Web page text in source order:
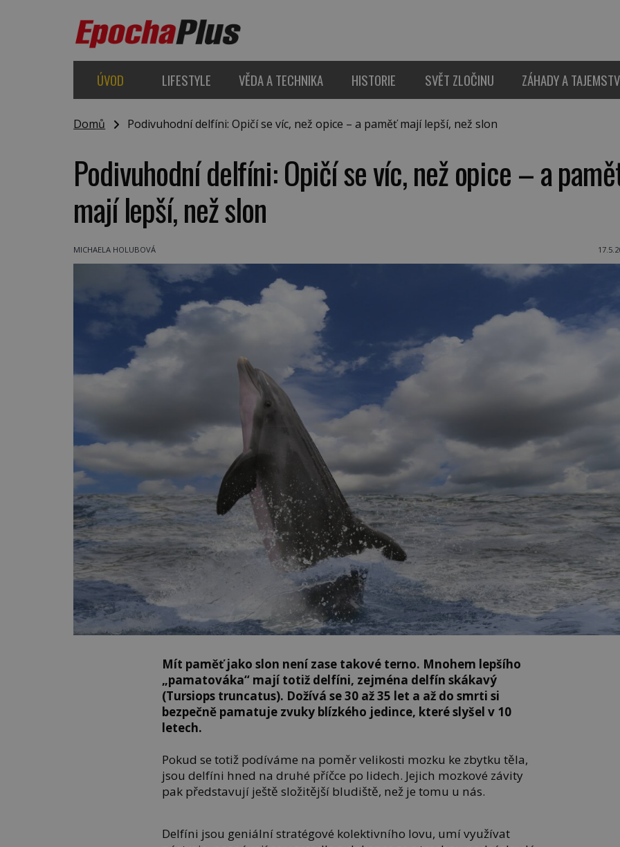
ÚVOD LIFESTYLE VĚDA A TECHNIKA HISTORIE SVĚT ZLOČINU ZÁHADY A
Domů Podivuhodní delfíni: Opičí se víc, než opice – a paměť mají lepší, než slon
Podivuhodní delfíni: Opičí se víc, než opice – a
mají lepší, než slon
MICHAELA HOLUBOVÁ
Mít paměť jako slon není zase takové terno. Mnohem lepšího
„pamatováka“ mají totiž delfíni, zejména delfín skákavý
(Tursiops truncatus). Dožívá se 30 až 35 let a až do smrti si
bezpečně pamatuje zvuky blízkého jedince, které slyšel v 10
letech.
Pokud se totiž podíváme na poměr velikosti mozku ke zbytku těla,
jsou delfíni hned na druhé příčce po lidech. Jejich mozkové závity
pak představují ještě složitější bludiště, než je tomu u nás.
Delfíni jsou geniální stratégové kolektivního lovu, umí využívat